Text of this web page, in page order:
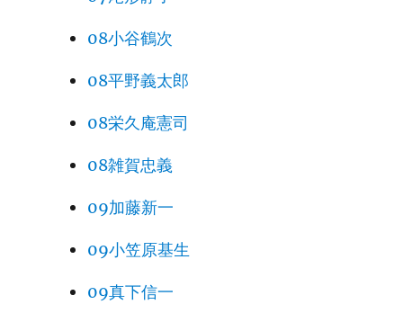
08小谷鶴次
08平野義太郎
08栄久庵憲司
08雑賀忠義
09加藤新一
09小笠原基生
09真下信一